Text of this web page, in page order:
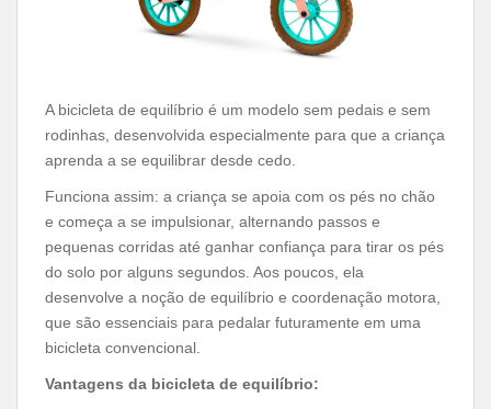
A bicicleta de equilíbrio é um modelo sem pedais e sem
rodinhas, desenvolvida especialmente para que a criança
aprenda a se equilibrar desde cedo.
Funciona assim: a criança se apoia com os pés no chão
e começa a se impulsionar, alternando passos e
pequenas corridas até ganhar confiança para tirar os pés
do solo por alguns segundos. Aos poucos, ela
desenvolve a noção de equilíbrio e coordenação motora,
que são essenciais para pedalar futuramente em uma
bicicleta convencional.
Vantagens da bicicleta de equilíbrio: